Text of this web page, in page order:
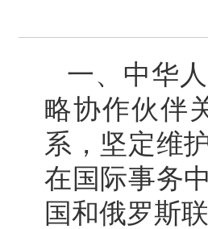
一、中华
略协作伙伴
系，坚定维
在国际事务
国和俄罗斯